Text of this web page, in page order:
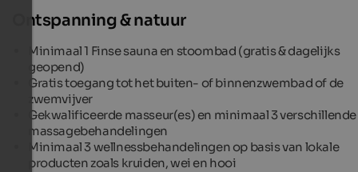
Ontspanning & natuur
Minimaal 1 Finse sauna en stoombad (gratis & dagelijks
geopend)
Gratis toegang tot het buiten- of binnenzwembad of de
zwemvijver
Gekwalificeerde masseur(es) en minimaal 3 verschillende
massagebehandelingen
Minimaal 3 wellnessbehandelingen op basis van lokale
producten zoals kruiden, wei en hooi